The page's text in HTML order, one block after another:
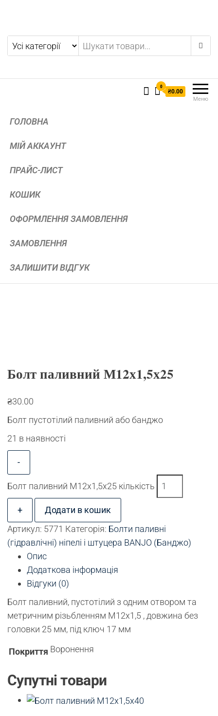
Меню
0
₴0.00
ГОЛОВНА
МІЙ АККАУНТ
ПРАЙС-ЛИСТ
КОШИК
ОФОРМЛЕННЯ ЗАМОВЛЕННЯ
ЗАМОВЛЕННЯ
ЗАЛИШИТИ ВІДГУК
Болт паливний М12х1,5х25
₴30.00
Болт пустотілий паливний або банджо
21 в наявності
-
Болт паливний М12х1,5х25 кількість
+
Додати в кошик
Артикул: 5771 Категорія: Болти паливні
(гідравлічні) ніпелі і штуцера BANJO (Банджо)
Опис
Додаткова інформація
Відгуки (0)
Болт паливний, пустотілий з одним отвором та
метричним різьбленням М12х1,5 , довжина без
головки 25 мм, під ключ 17 мм
Покриття Воронення
Супутні товари